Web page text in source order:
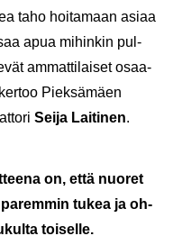
taho hoi­ta­maan asiaa
apua mi­hin­kin pul­
am­mat­ti­lai­set osaa­
Piek­sä­mäen
Seija Lai­ti­nen.
on, että nuo­ret
tukea ja oh­
toi­sel­le.